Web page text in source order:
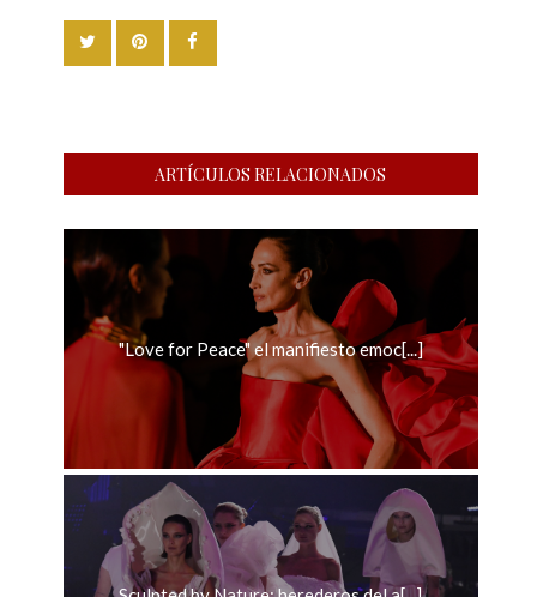
ARTÍCULOS RELACIONADOS
"Love for Peace" el manifiesto emoc[...]